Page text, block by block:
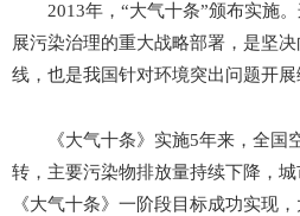
2013年，“大气十条”颁布实施
展污染治理的重大战略部署，是坚
线，也是我国针对环境突出问题开展
《大气十条》实施5年来，全
转，主要污染物排放量持续下降，城
《大气十条》一阶段目标成功实现